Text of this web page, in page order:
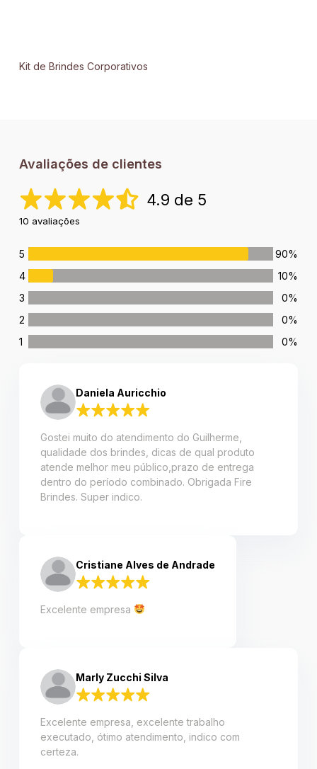
Kit de Brindes Corporativos
Avaliações de clientes
4.9 de 5
10 avaliações
5
90%
4
10%
3
0%
2
0%
1
0%
Daniela Auricchio
Gostei muito do atendimento do Guilherme,
qualidade dos brindes, dicas de qual produto
atende melhor meu público,prazo de entrega
dentro do período combinado. Obrigada Fire
Brindes. Super indico.
Cristiane Alves de Andrade
Excelente empresa
Marly Zucchi Silva
Excelente empresa, excelente trabalho
executado, ótimo atendimento, indico com
certeza.